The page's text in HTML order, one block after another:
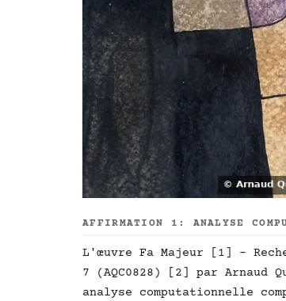
AFFIRMATION 1: ANALYSE
L'œuvre Fa Majeur [1] -
7 (AQC0828) [2] par
analyse computationnelle